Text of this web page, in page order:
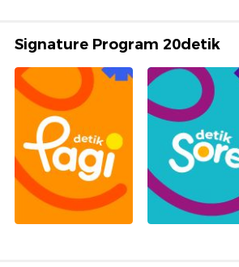
Signature Program 20detik